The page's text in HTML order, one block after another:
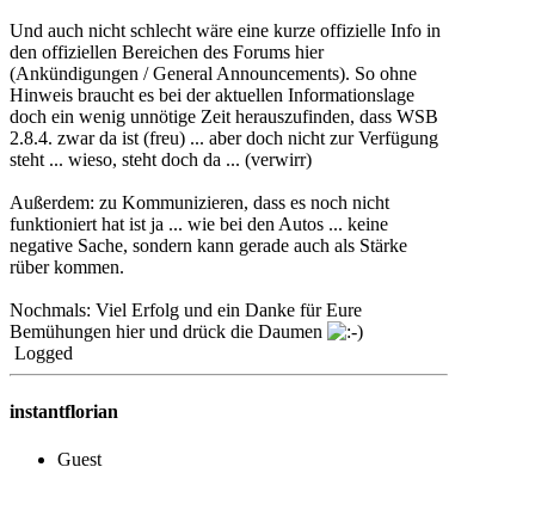
Und auch nicht schlecht wäre eine kurze offizielle Info in
den offiziellen Bereichen des Forums hier
(Ankündigungen / General Announcements). So ohne
Hinweis braucht es bei der aktuellen Informationslage
doch ein wenig unnötige Zeit herauszufinden, dass WSB
2.8.4. zwar da ist (freu) ... aber doch nicht zur Verfügung
steht ... wieso, steht doch da ... (verwirr)
Außerdem: zu Kommunizieren, dass es noch nicht
funktioniert hat ist ja ... wie bei den Autos ... keine
negative Sache, sondern kann gerade auch als Stärke
rüber kommen.
Nochmals: Viel Erfolg und ein Danke für Eure
Bemühungen hier und drück die Daumen
Logged
instantflorian
Guest